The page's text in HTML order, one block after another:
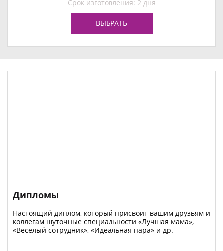
Срок изготовления: 2 дня
ВЫБРАТЬ
Дипломы
Настоящий диплом, который присвоит вашим друзьям и
коллегам шуточные специальности «Лучшая мама»,
«Весёлый сотрудник», «Идеальная пара» и др.